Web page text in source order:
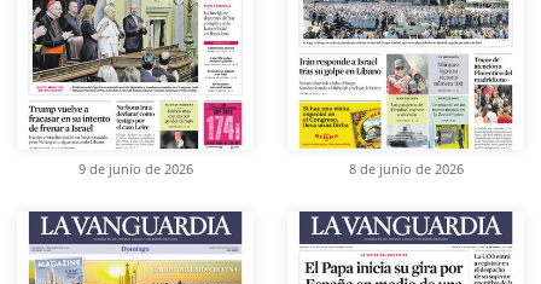
9 de junio de 2026 8 de junio de 2026